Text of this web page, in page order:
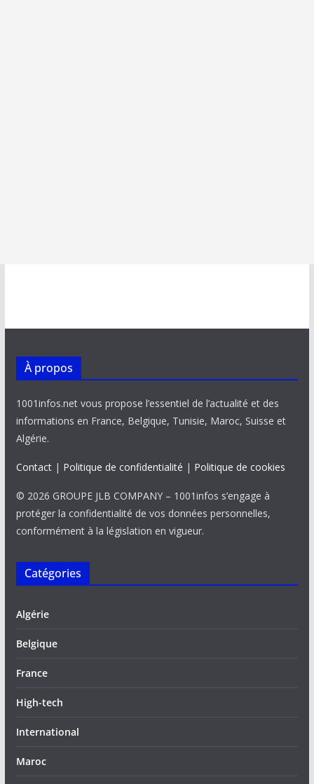
À propos
1001infos.net vous propose l’essentiel de l’actualité et des
informations en France, Belgique, Tunisie, Maroc, Suisse et
Algérie.
Contact| Politique de confidentialité | Politique de cookies
© 2026 GROUPE JLB COMPANY – 1001infos s’engage à
protéger la confidentialité de vos données personnelles,
conformément à la législation en vigueur.
Catégories
Algérie
Belgique
France
High-tech
International
Maroc